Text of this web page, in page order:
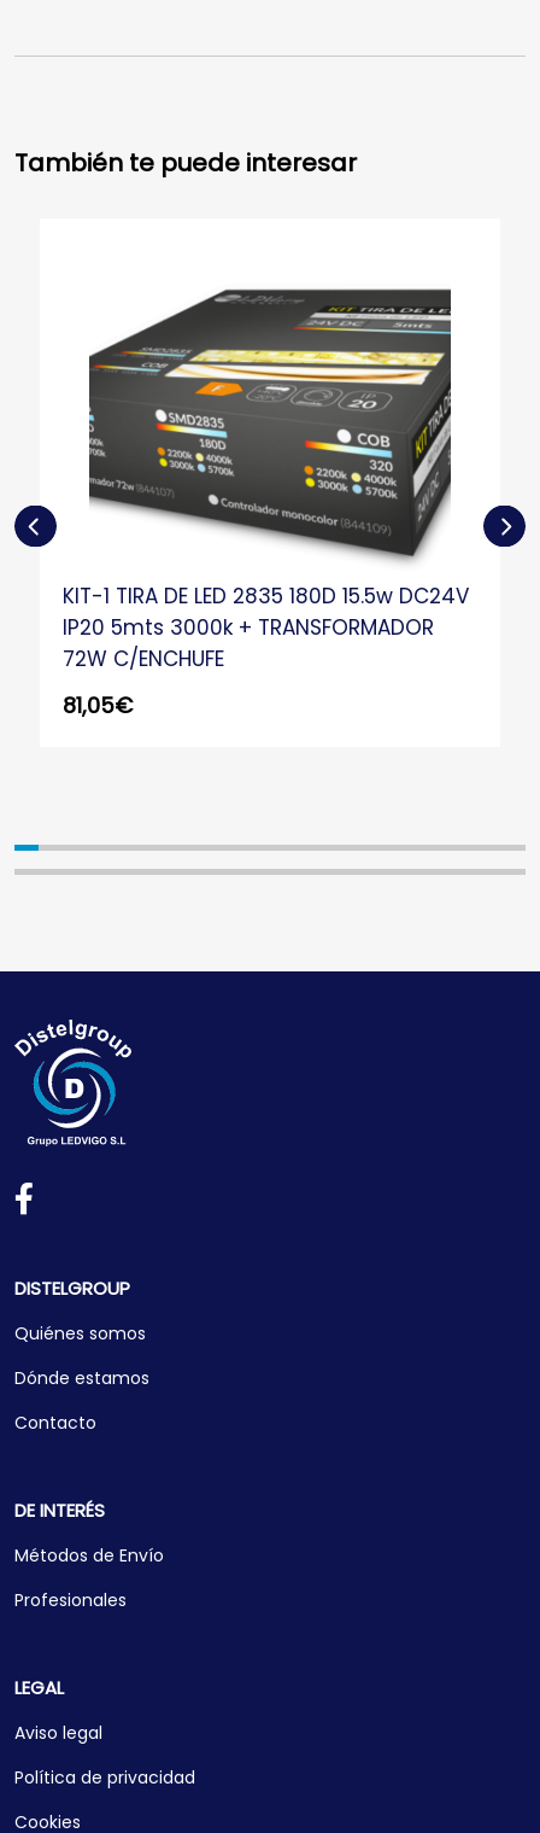
También te puede interesar
KIT-1 TIRA DE LED 2835 180D 15.5w DC24V
IP20 5mts 3000k + TRANSFORMADOR
72W C/ENCHUFE
81,05€
DISTELGROUP
Quiénes somos
Dónde estamos
Contacto
DE INTERÉS
Métodos de Envío
Profesionales
LEGAL
Aviso legal
Política de privacidad
Cookies